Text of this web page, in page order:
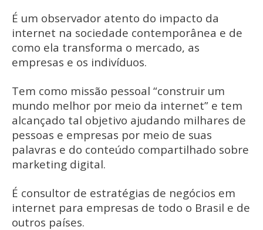
É um observador atento do impacto da
internet na sociedade contemporânea e de
como ela transforma o mercado, as
empresas e os indivíduos.
Tem como missão pessoal “construir um
mundo melhor por meio da internet” e tem
alcançado tal objetivo ajudando milhares de
pessoas e empresas por meio de suas
palavras e do conteúdo compartilhado sobre
marketing digital.
É consultor de estratégias de negócios em
internet para empresas de todo o Brasil e de
outros países.